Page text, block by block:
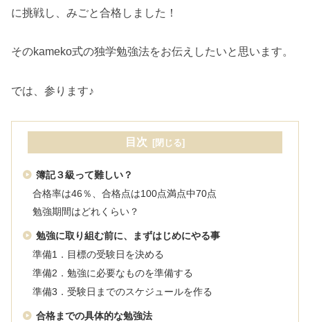
に挑戦し、みごと合格しました！
そのkameko式の独学勉強法をお伝えしたいと思います。
では、参ります♪
目次
簿記３級って難しい？
合格率は46％、合格点は100点満点中70点
勉強期間はどれくらい？
勉強に取り組む前に、まずはじめにやる事
準備1．目標の受験日を決める
準備2．勉強に必要なものを準備する
準備3．受験日までのスケジュールを作る
合格までの具体的な勉強法